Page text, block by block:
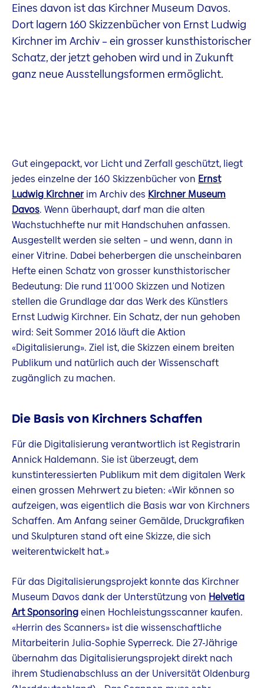
Eines davon ist das Kirchner Museum Davos.
Dort lagern 160 Skizzenbücher von Ernst Ludwig
Kirchner im Archiv – ein grosser kunsthistorischer
Schatz, der jetzt gehoben wird und in Zukunft
ganz neue Ausstellungsformen ermöglicht.
Gut eingepackt, vor Licht und Zerfall geschützt, liegt
jedes einzelne der 160 Skizzenbücher von Ernst
Ludwig Kirchner im Archiv des Kirchner Museum
Davos. Wenn überhaupt, darf man die alten
Wachstuchhefte nur mit Handschuhen anfassen.
Ausgestellt werden sie selten – und wenn, dann in
einer Vitrine. Dabei beherbergen die unscheinbaren
Hefte einen Schatz von grosser kunsthistorischer
Bedeutung: Die rund 11'000 Skizzen und Notizen
stellen die Grundlage dar das Werk des Künstlers
Ernst Ludwig Kirchner. Ein Schatz, der nun gehoben
wird: Seit Sommer 2016 läuft die Aktion
«Digitalisierung». Ziel ist, die Skizzen einem breiten
Publikum und natürlich auch der Wissenschaft
zugänglich zu machen.
Die Basis von Kirchners Schaffen
Für die Digitalisierung verantwortlich ist Registrarin
Annick Haldemann. Sie ist überzeugt, dem
kunstinteressierten Publikum mit dem digitalen Werk
einen grossen Mehrwert zu bieten: «Wir können so
aufzeigen, was eigentlich die Basis war von Kirchners
Schaffen. Am Anfang seiner Gemälde, Druckgrafiken
und Skulpturen stand oft eine Skizze, die sich
weiterentwickelt hat.»
Für das Digitalisierungsprojekt konnte das Kirchner
Museum Davos dank der Unterstützung von Helvetia
Art Sponsoringeinen Hochleistungsscanner kaufen.
«Herrin des Scanners» ist die wissenschaftliche
Mitarbeiterin Julia-Sophie Syperreck. Die 27-Jährige
übernahm das Digitalisierungsprojekt direkt nach
ihrem Studienabschluss an der Universität Oldenburg